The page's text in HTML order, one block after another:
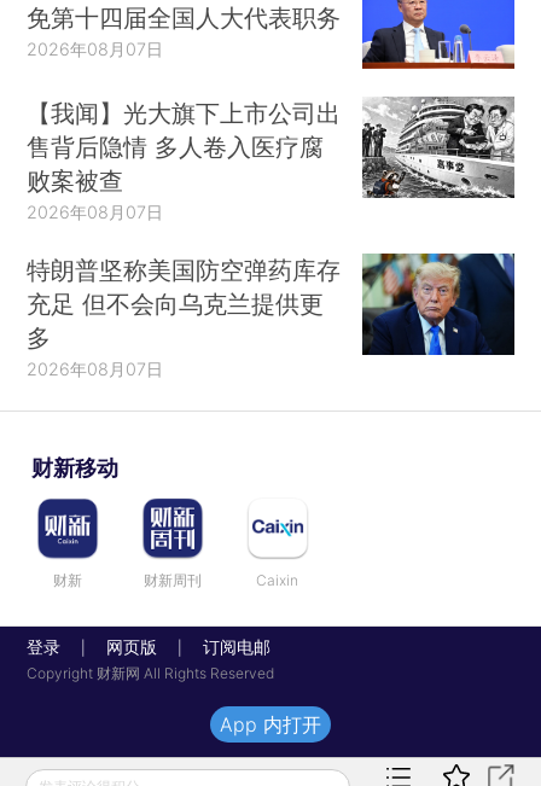
免第十四届全国人大代表职务
2026年08月07日
【我闻】光大旗下上市公司出
售背后隐情 多人卷入医疗腐
败案被查
2026年08月07日
特朗普坚称美国防空弹药库存
充足 但不会向乌克兰提供更
多
2026年08月07日
财新移动
财新 财新周刊 Caixin
登录 网页版 订阅电邮
Copyright 财新网 All Rights Reserved
App 内打开